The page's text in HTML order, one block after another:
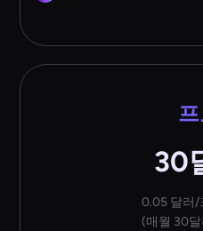
30
0.05 달러/
(매월 30